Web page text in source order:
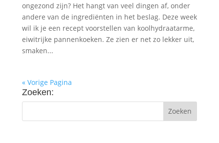
ongezond zijn? Het hangt van veel dingen af, onder
andere van de ingrediënten in het beslag. Deze week
wil ik je een recept voorstellen van koolhydraatarme,
eiwitrijke pannenkoeken. Ze zien er net zo lekker uit,
smaken...
« Vorige Pagina
Zoeken: